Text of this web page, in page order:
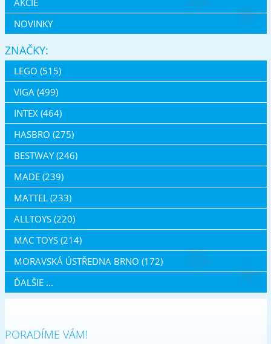
NOVINKY
ZNAČKY:
LEGO (515)
VIGA (499)
INTEX (464)
HASBRO (275)
BESTWAY (246)
MADE (239)
MATTEL (233)
ALLTOYS (220)
MAC TOYS (214)
MORAVSKÁ ÚSTŘEDNA BRNO (172)
ĎALŠIE ...
PORADÍME VÁM!